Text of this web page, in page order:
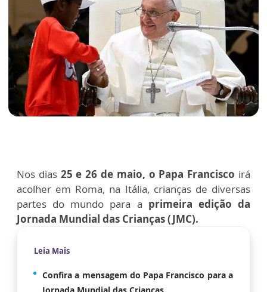
Nos dias25 e 26 de maio, o Papa Francisco irá
acolher em Roma, na Itália, crianças de diversas
partes do mundo para a primeira edição da
Jornada Mundial das Crianças (JMC).
Leia Mais
Confira a mensagem do Papa Francisco para a